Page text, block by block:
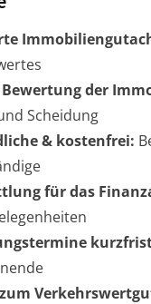
der
Scheidung
& kostenfrei:
für das